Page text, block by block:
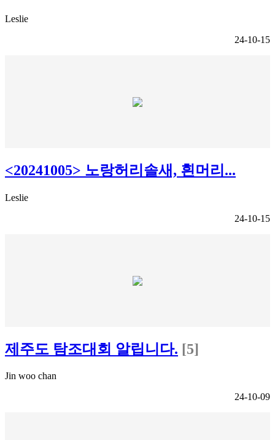
Leslie
24-10-15
<20241005> 노랑허리솔새, 흰머리...
Leslie
24-10-15
제주도 탐조대회 알립니다. [5]
Jin woo chan
24-10-09